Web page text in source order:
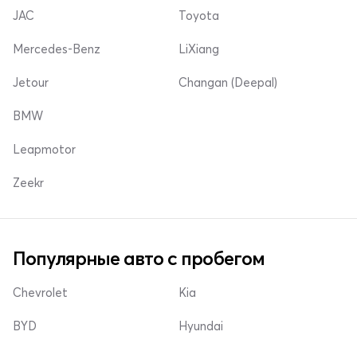
JAC
Mercedes-Benz
Jetour
Toyota
LiXiang
Changan (Deepal)
BMW
Leapmotor
Zeekr
Популярные авто с пробегом
Chevrolet
BYD
Kia
Hyundai